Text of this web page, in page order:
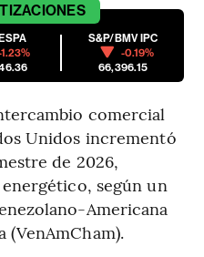
S&P/BMV IPC
-0.19%
66,396.15
comercial
Unidos incrementó
de 2026,
según un
Americana